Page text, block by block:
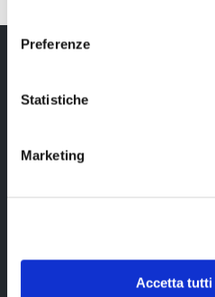
Preferenze
Statistiche
Marketing
Accetta